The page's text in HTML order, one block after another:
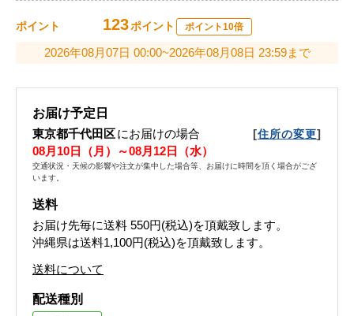
ポイント 123ポイント ポイント10倍
2026年08月07日 00:00~2026年08月08日 23:59まで
お届け予定日
東京都千代田区にお届けの場合 [住所の変更]
08月10日（月）～08月12日（水）
交通状況・天候の影響や注文が集中した場合等、お届けに時間を頂く場合がござ
います。
送料
お届け先毎に送料 550円(税込)を頂戴致します。
沖縄県は送料1,100円(税込)を頂戴致します。
送料について
配送種別